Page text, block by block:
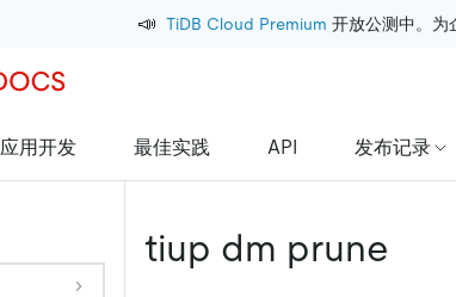
📣 TiDB Cloud Premium 开放公测中。为
应用开发 最佳实践 API 发布记录
tiup dm prune